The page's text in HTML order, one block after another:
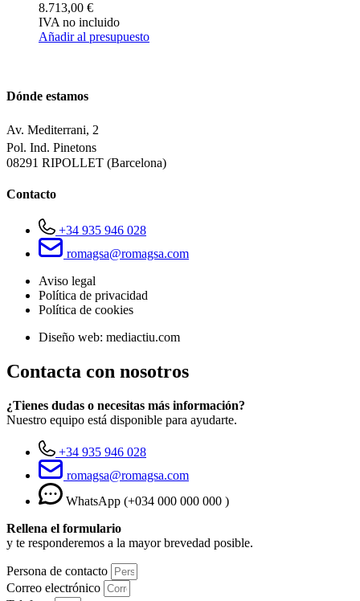
8.713,00 €
IVA no incluido
Añadir al presupuesto
Dónde estamos
Av. Mediterrani, 2
Pol. Ind. Pinetons
08291 RIPOLLET (Barcelona)
Contacto
+34 935 946 028
romagsa@romagsa.com
Aviso legal
Política de privacidad
Política de cookies
Diseño web: mediactiu.com
Contacta con nosotros
¿Tienes dudas o necesitas más información?
Nuestro equipo está disponible para ayudarte.
+34 935 946 028
romagsa@romagsa.com
WhatsApp (+034 000 000 000 )
Rellena el formulario
y te responderemos a la mayor brevedad posible.
Persona de contacto
Correo electrónico